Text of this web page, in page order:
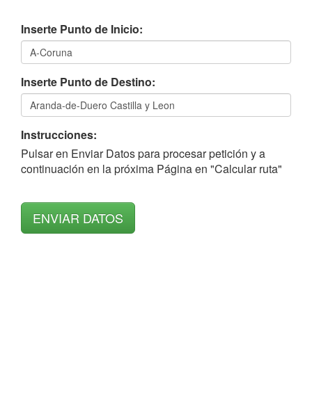
Inserte Punto de Inicio:
Inserte Punto de Destino:
Instrucciones:
Pulsar en Enviar Datos para procesar petición y a
continuación en la próxima Página en "Calcular ruta"